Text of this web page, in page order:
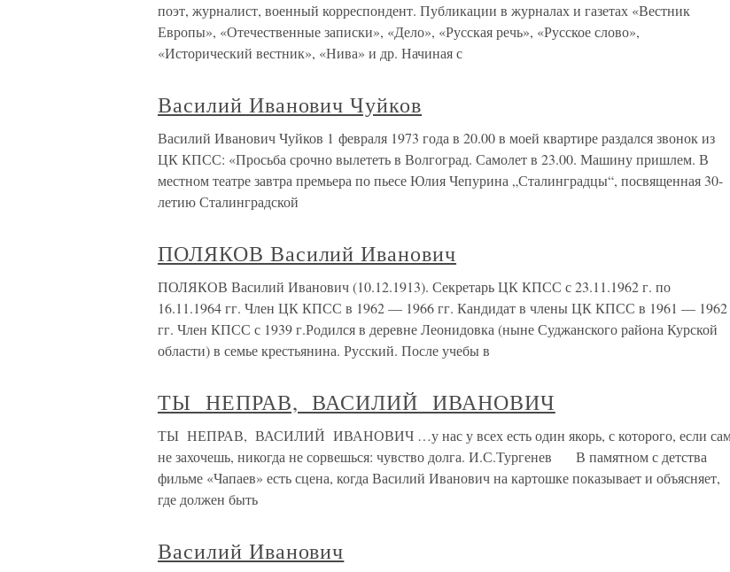
поэт, журналист, военный корреспондент. Публикации в журналах и газетах «Вестник
Европы», «Отечественные записки», «Дело», «Русская речь», «Русское слово»,
«Исторический вестник», «Нива» и др. Начиная с
Василий Иванович Чуйков
Василий Иванович Чуйков 1 февраля 1973 года в 20.00 в моей квартире раздался звонок из
ЦК КПСС: «Просьба срочно вылететь в Волгоград. Самолет в 23.00. Машину пришлем. В
местном театре завтра премьера по пьесе Юлия Чепурина „Сталинградцы“, посвященная 30-
летию Сталинградской
ПОЛЯКОВ Василий Иванович
ПОЛЯКОВ Василий Иванович (10.12.1913). Секретарь ЦК КПСС с 23.11.1962 г. по
16.11.1964 гг. Член ЦК КПСС в 1962 — 1966 гг. Кандидат в члены ЦК КПСС в 1961 — 1962
гг. Член КПСС с 1939 г.Родился в деревне Леонидовка (ныне Суджанского района Курской
области) в семье крестьянина. Русский. После учебы в
ТЫ НЕПРАВ, ВАСИЛИЙ ИВАНОВИЧ
ТЫ НЕПРАВ, ВАСИЛИЙ ИВАНОВИЧ …у нас у всех есть один якорь, с которого, если
не захочешь, никогда не сорвешься: чувство долга. И.С.Тургенев В памятном с детства
фильме «Чапаев» есть сцена, когда Василий Иванович на картошке показывает и объясняет,
где должен быть
Василий Иванович